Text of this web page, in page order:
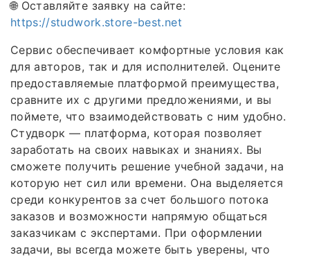
🌐 Оставляйте заявку на сайте:
https://studwork.store-best.net
Сервис обеспечивает комфортные условия как
для авторов, так и для исполнителей. Оцените
предоставляемые платформой преимущества,
сравните их с другими предложениями, и вы
поймете, что взаимодействовать с ним удобно.
Студворк — платформа, которая позволяет
заработать на своих навыках и знаниях. Вы
сможете получить решение учебной задачи, на
которую нет сил или времени. Она выделяется
среди конкурентов за счет большого потока
заказов и возможности напрямую общаться
заказчикам с экспертами. При оформлении
задачи, вы всегда можете быть уверены, что